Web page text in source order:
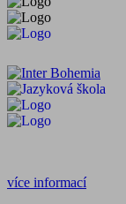
více informací